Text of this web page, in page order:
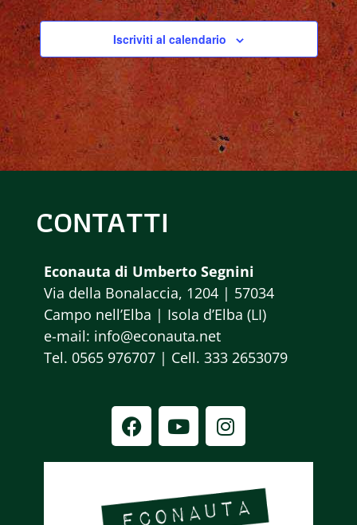
A
E
V
I
E
N
A
G
A
v
g
a
z
i
Iscriviti al calendario
CONTATTI
Econauta di Umberto Segnini
Via della Bonalaccia, 1204 | 57034
Campo nell’Elba | Isola d’Elba (LI)
e-mail: info@econauta.net
Tel. 0565 976707 | Cell. 333 2653079